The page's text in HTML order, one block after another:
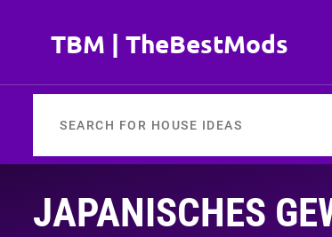
springenTBM | TheBestMods
JAPANISCHES